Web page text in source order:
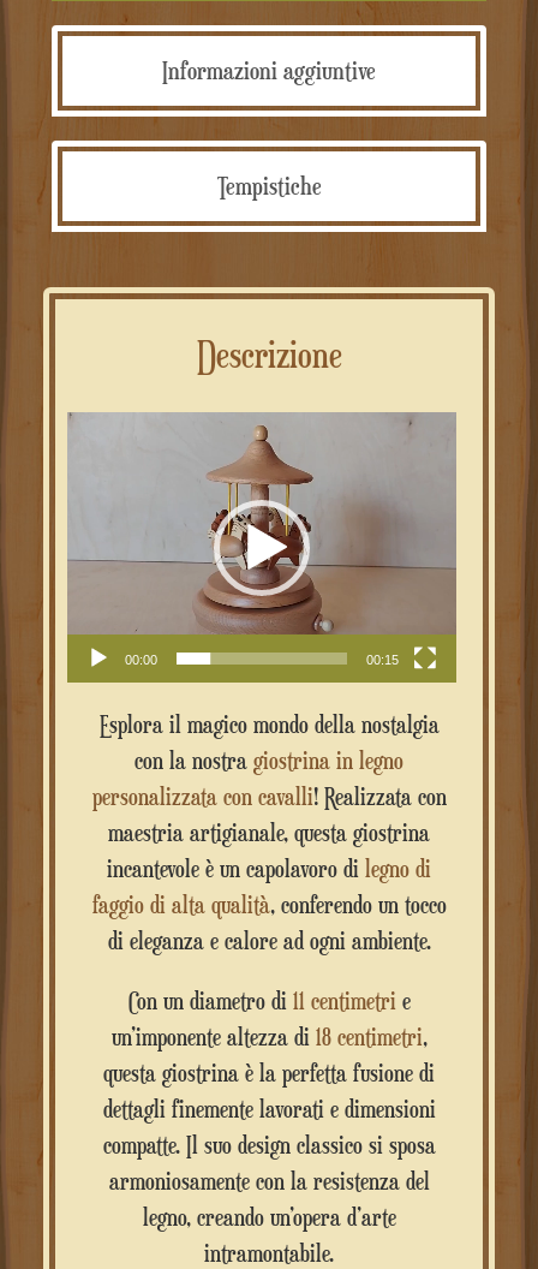
Informazioni aggiuntive
Tempistiche
Descrizione
Video
Player
00:00 00:15
Esplora il magico mondo della nostalgia
con la nostra giostrina in legno
personalizzata con cavalli! Realizzata con
maestria artigianale, questa giostrina
incantevole è un capolavoro di legno di
faggio di alta qualità, conferendo un tocco
di eleganza e calore ad ogni ambiente.
Con un diametro di 11 centimetrie
un’imponente altezza di 18 centimetri,
questa giostrina è la perfetta fusione di
dettagli finemente lavorati e dimensioni
compatte. Il suo design classico si sposa
armoniosamente con la resistenza del
legno, creando un’opera d’arte
intramontabile.